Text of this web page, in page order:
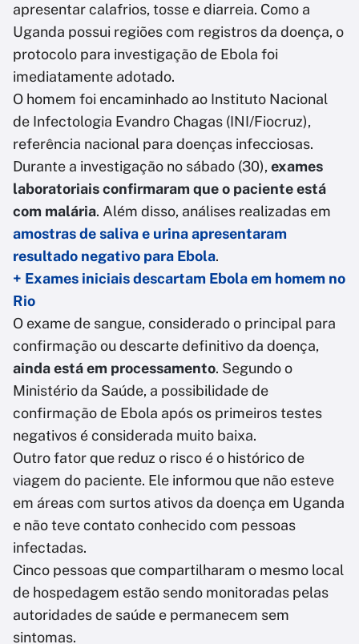
apresentar calafrios, tosse e diarreia. Como a
Uganda possui regiões com registros da doença, o
protocolo para investigação de Ebola foi
imediatamente adotado.
O homem foi encaminhado ao Instituto Nacional
de Infectologia Evandro Chagas (INI/Fiocruz),
referência nacional para doenças infecciosas.
Durante a investigação no sábado (30), exames
laboratoriais confirmaram que o paciente está
com malária. Além disso, análises realizadas em
amostras de saliva e urina apresentaram
resultado negativo para Ebola.
+ Exames iniciais descartam Ebola em homem no
Rio
O exame de sangue, considerado o principal para
confirmação ou descarte definitivo da doença,
ainda está em processamento. Segundo o
Ministério da Saúde, a possibilidade de
confirmação de Ebola após os primeiros testes
negativos é considerada muito baixa.
Outro fator que reduz o risco é o histórico de
viagem do paciente. Ele informou que não esteve
em áreas com surtos ativos da doença em Uganda
e não teve contato conhecido com pessoas
infectadas.
Cinco pessoas que compartilharam o mesmo local
de hospedagem estão sendo monitoradas pelas
autoridades de saúde e permanecem sem
sintomas.